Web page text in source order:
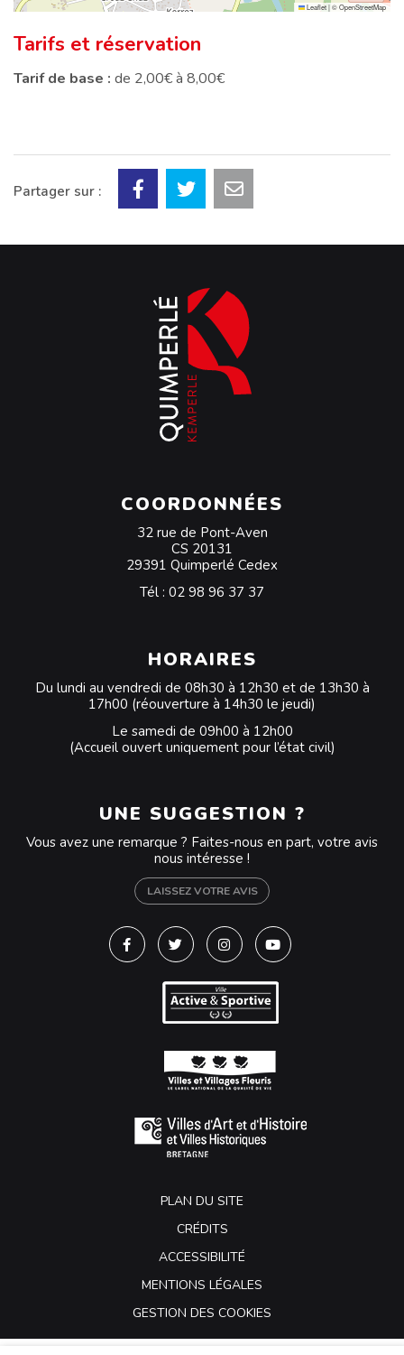
Leaflet|©OpenStreetMap
Tarifs et réservation
Tarif de base : de 2,00€ à 8,00€
Partager sur :
COORDONNÉES
32 rue de Pont-Aven
CS 20131
29391 Quimperlé Cedex
Tél : 02 98 96 37 37
HORAIRES
Du lundi au vendredi de 08h30 à 12h30 et de 13h30 à
17h00 (réouverture à 14h30 le jeudi)
Le samedi de 09h00 à 12h00
(Accueil ouvert uniquement pour l’état civil)
UNE SUGGESTION ?
Vous avez une remarque ? Faites-nous en part, votre avis
nous intéresse !
LAISSEZ VOTRE AVIS
Lien vers le compte Facebook
Lien vers le compte Twitter
Lien vers le compte
Lien vers la chaîne
PLAN DU SITE
CRÉDITS
ACCESSIBILITÉ
MENTIONS LÉGALES
GESTION DES COOKIES